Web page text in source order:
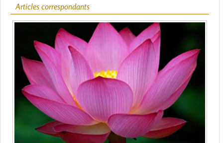
Articles correspondants